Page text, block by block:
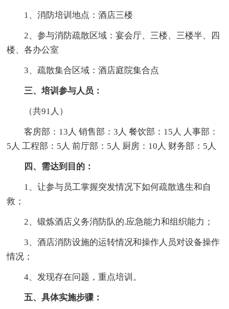
1、消防培训地点：酒店三楼
2、参与消防疏散区域：宴会厅、三楼、三楼半、四
楼、各办公室
3、疏散集合区域：酒店庭院集合点
三、培训参与人员：
（共91人）
客房部：13人 销售部：3人 餐饮部：15人 人事部：
5人 工程部：5人 前厅部：5人 厨房：10人 财务部：5人
四、需达到目的：
1、让参与员工掌握突发情况下如何疏散逃生和自
救；
2、锻炼酒店义务消防队的.应急能力和组织能力；
3、酒店消防设施的运转情况和操作人员对设备操作
情况；
4、发现存在问题，重点培训。
五、具体实施步骤：